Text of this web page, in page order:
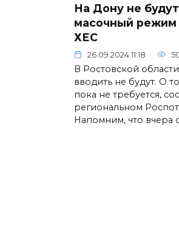
На Дону не
масочный режим
ХЕС
26.09.2024 11:18
В Ростовской
вводить не будут. О
пока не требуется,
региональном
Напомним, что вчера